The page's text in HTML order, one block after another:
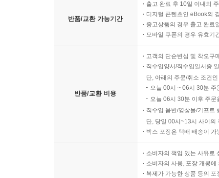
반품/교환 가능기간
출고 완료 후 10일 이내의
디지털 콘텐츠인 eBook의
중고상품의 경우 출고 완료
모바일 쿠폰의 경우 유효기
반품/교환 비용
고객의 단순변심 및 착오구
직수입양서/직수입일서중
단, 아래의 주문/취소 조건
오늘 00시 ~ 06시 30분
오늘 06시 30분 이후 주
직수입 음반/영상물/기프트
단, 당일 00시~13시 사이의
박스 포장은 택배 배송이
소비자의 책임 있는 사유로
소비자의 사용, 포장 개봉
복제가 가능한 상품 등의